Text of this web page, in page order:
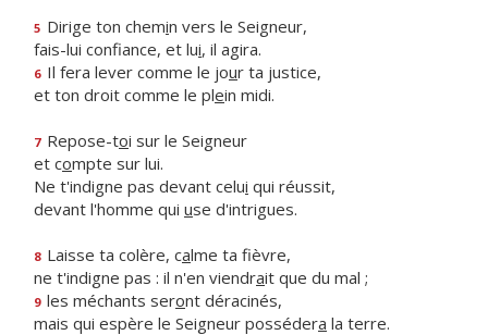
5 Dirige ton chemin vers le Seigneur,
fais-lui confiance, et lui, il agira.
6 Il fera lever comme le jour ta justice,
et ton droit comme le plein midi.
7 Repose-toi sur le Seigneur
et compte sur lui.
Ne t'indigne pas devant celui qui réussit,
devant l'homme qui use d'intrigues.
8 Laisse ta colère, calme ta fièvre,
ne t'indigne pas : il n'en viendrait que du mal ;
9 les méchants seront déracinés,
mais qui espère le Seigneur possédera la terre.